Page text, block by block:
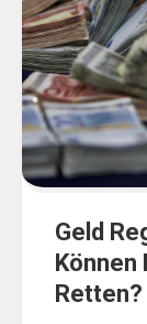
Geld
Können
Retten?